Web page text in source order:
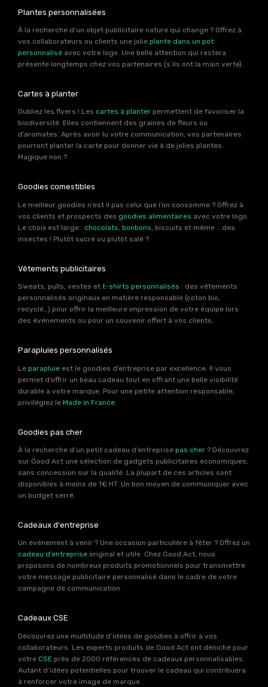
Plantes personnalisées
À la recherche d’un objet publicitaire nature qui change ? Offrez à
vos collaborateurs ou clients une jolie plante dans un pot
personnalisé avec votre logo. Une belle attention qui restera
présente longtemps chez vos partenaires (s’ils ont la main verte).
Cartes à planter
Oubliez les flyers ! Les cartes à planter permettent de favoriser la
biodiversité. Elles contiennent des graines de fleurs ou
d’aromates. Après avoir lu votre communication, vos partenaires
pourront planter la carte pour donner vie à de jolies plantes.
Magique non ?
Goodies comestibles
Le meilleur goodies n’est il pas celui que l’on consomme ? Offrez à
vos clients et prospects des goodies alimentaires avec votre logo.
Le choix est large : chocolats bonbons , biscuits et même .. des
insectes ! Plutôt sucré ou plutôt salé ?
Vêtements publicitaires
Sweats, pulls, vestes et t-shirts personnalisés : des vêtements
personnalisés originaux en matière responsable (coton bio,
recyclé…) pour offrir la meilleure impression de votre équipe lors
des événements ou pour un souvenir offert à vos clients.
Parapluies personnalisés
Le parapluie est le goodies d’entreprise par excellence. Il vous
permet d’offrir un beau cadeau tout en offrant une belle visibilité
durable à votre marque. Pour une petite attention responsable,
privilégiez le Made in France
Goodies pas cher
À la recherche d’un petit cadeau d’entreprise pas cher ? Découvrez
sur Good Act une sélection de gadgets publicitaires économiques,
sans concession sur la qualité. La plupart de ces articles sont
disponibles à moins de 1€ HT. Un bon moyen de communiquer avec
un budget serré.
Cadeaux d'entreprise
Un événement à venir ? Une occasion particulière à fêter ? Offrez un
cadeau d’entreprise original et utile. Chez Good Act, nous
proposons de nombreux produits promotionnels pour transmettre
votre message publicitaire personnalisé dans le cadre de votre
campagne de communication.
Cadeaux CSE
Découvrez une multitude d’idées de goodies à offrir à vos
collaborateurs. Les experts produits de Good Act ont déniché pour
votre CSE près de 2000 références de cadeaux personnalisables.
Autant d’idées potentielles pour trouver le cadeau qui contribuera
à renforcer votre image de marque.